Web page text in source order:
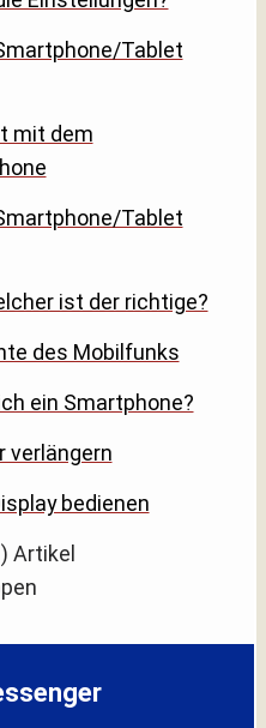
Tablet
mit dem
Tablet
ist der richtige?
des Mobilfunks
ein Smartphone?
verlängern
bedienen
Artikel